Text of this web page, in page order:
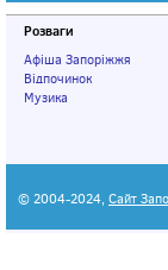
Розваги
Афіша Запоріжжя
Відпочинок
Музика
© 2004-2024, Сайт